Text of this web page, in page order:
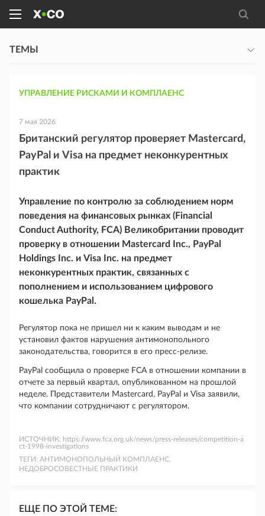
ТЕМЫ
УПРАВЛЕНИЕ РИСКАМИ И КОМПЛАЕНС
7 мая 2026
Британский регулятор проверяет Mastercard,
PayPal и Visa на предмет неконкурентных
практик
Управление по контролю за соблюдением норм
поведения на финансовых рынках (Financial
Conduct Authority, FCA) Великобритании проводит
проверку в отношении Mastercard Inc., PayPal
Holdings Inc. и Visa Inc. на предмет
неконкурентных практик, связанных с
пополнением и использованием цифрового
кошелька PayPal.
Регулятор пока не пришел ни к каким выводам и не
установил фактов нарушения антимонопольного
законодательства, говорится в его пресс-релизе.
PayPal сообщила о проверке FCA в отношении компании в
отчете за первый квартал, опубликованном на прошлой
неделе. Представители Mastercard, PayPal и Visa заявили,
что компании сотрудничают с регулятором.
ИСТОЧНИК: https://www.fca.org.uk/news/press-releases/competition-a
ct-1998-investigations
ТЕГИ: АНТИМОНОПОЛЬНЫЙ КОМПЛАЕНС,
НЕДОБРОСОВЕСТНЫЕ ПРАКТИКИ
ЕЩЕ ПО ЭТОЙ ТЕМЕ: